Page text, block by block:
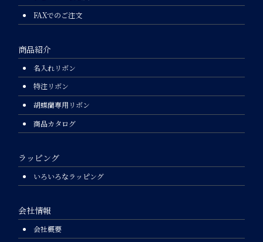
FAXでのご注文
商品紹介
名入れリボン
特注リボン
胡蝶蘭専用リボン
商品カタログ
ラッピング
いろいろなラッピング
会社情報
会社概要